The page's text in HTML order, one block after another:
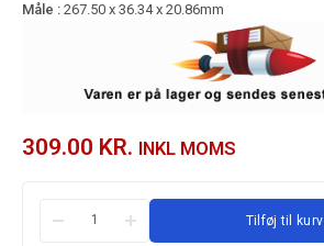
Måle : 267.50 x 36.34 x 20.86mm
309.00 KR. INKL MOMS
Tilføj til kurv